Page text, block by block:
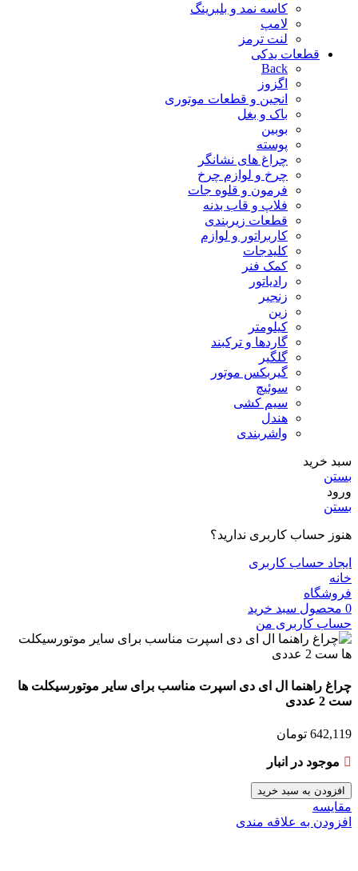
کاسه نمد و بلبرینگ
لامپ
لنت ترمز
قطعات یدکی
Back
اگزوز
انجین و قطعات موتوری
باک و بغل
بوبین
پوسته
چراغ های نشانگر
چرخ و لوازم چرخ
فرمون و قلوه جات
فلاپ و قاب بدنه
قطعات زیربندی
کاربراتور و لوازم
کلیدجات
کمک فنر
رادیاتور
زنجیر
زین
کیلومتر
گاردها و ترکبند
گلگیر
گیربکس موتور
سوئیچ
سیم کشی
هندل
واشربندی
سبد خرید
بستن
ورود
بستن
هنوز حساب کاربری ندارید؟
ایجاد حساب کاربری
خانه
فروشگاه
0 محصول سبد خرید
حساب کاربری من
چراغ راهنما ال ای دی اسپرت مناسب برای سایر موتورسیکلت ها
ست 2 عددی
642,119 تومان
موجود در انبار
افزودن به سبد خرید
مقایسه
افزودن به علاقه مندی